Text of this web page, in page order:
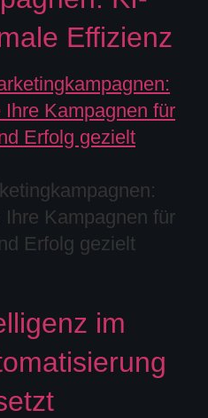
Effizienz
Kampagnen für
Erfolg gezielt
im